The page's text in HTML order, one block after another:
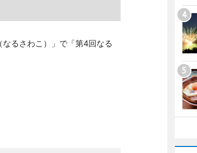
るさわこ）」で「第4回なる